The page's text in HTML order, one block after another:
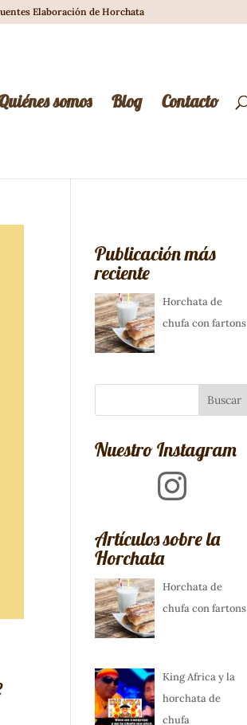
Elaboración de Horchata
somos Blog Contacto
Publicación más
reciente
Horchata de
chufa con fartons
Nuestro Instagram
Instagram
Artículos sobre la
Horchata
Horchata de
chufa con fartons
King Africa y la
horchata de
chufa